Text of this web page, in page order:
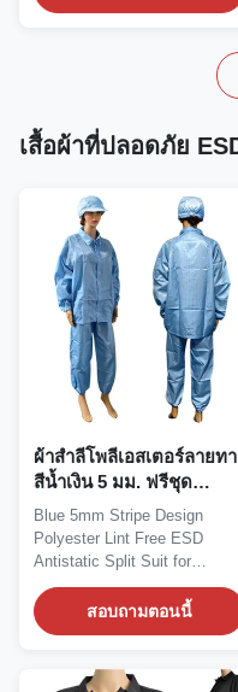
เสื้อผ้าที่ปลอดภัย
ผ้าสำลีโพลีเอสเตอร์ลายท
สีน้ำเงิน 5 มม. ฟรีชุด
ป้องกัน ESD สำหรับชุด
ทำงานอุตสาหกรรม
Blue 5mm Stripe Design
Polyester Lint Free ESD
Antistatic Split Suit for
Industrial Workwear ESD...
สอบถามตอนนี้